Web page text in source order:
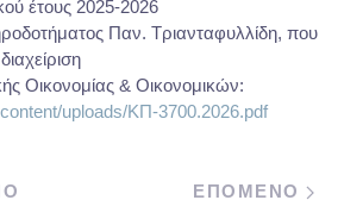
έτους 2025-2026
Παν. Τριανταφυλλίδη, που
Οικονομίας & Οικονομικών:
uploads/ΚΠ-3700.2026.pdf
ΕΠΟΜΕΝΟ